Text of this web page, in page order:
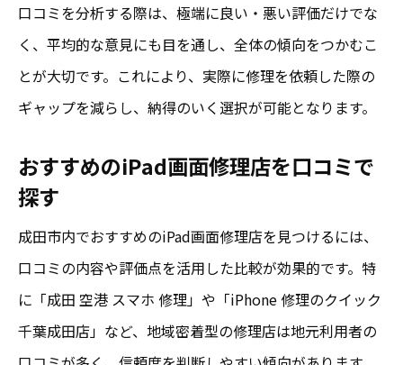
口コミを分析する際は、極端に良い・悪い評価だけでな
く、平均的な意見にも目を通し、全体の傾向をつかむこ
とが大切です。これにより、実際に修理を依頼した際の
ギャップを減らし、納得のいく選択が可能となります。
おすすめのiPad画面修理店を口コミで
探す
成田市内でおすすめのiPad画面修理店を見つけるには、
口コミの内容や評価点を活用した比較が効果的です。特
に「成田 空港 スマホ 修理」や「iPhone 修理のクイック
千葉成田店」など、地域密着型の修理店は地元利用者の